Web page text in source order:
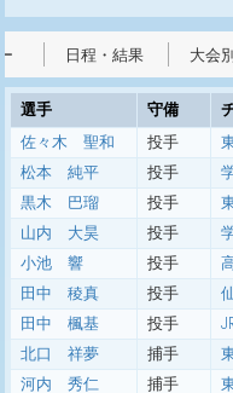
日程・結果 大会
選手 守備
佐々木 聖和
投手
松本 純平
投手
黒木 巴瑠
投手
山内 大昊
投手
小池 響
投手
田中 稜真
投手
田中 楓基
投手
北口 祥夢
捕手
河内 秀仁
捕手